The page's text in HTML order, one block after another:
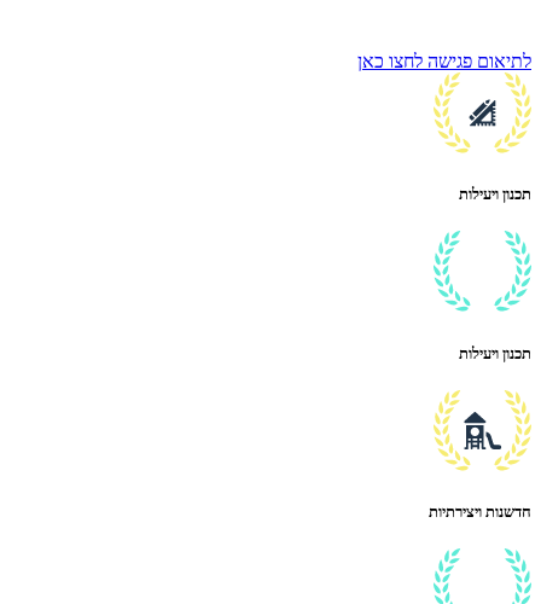
לתיאום פגישה לחצו כאן
תכנון ויעילות
תכנון ויעילות
חדשנות ויצירתיות